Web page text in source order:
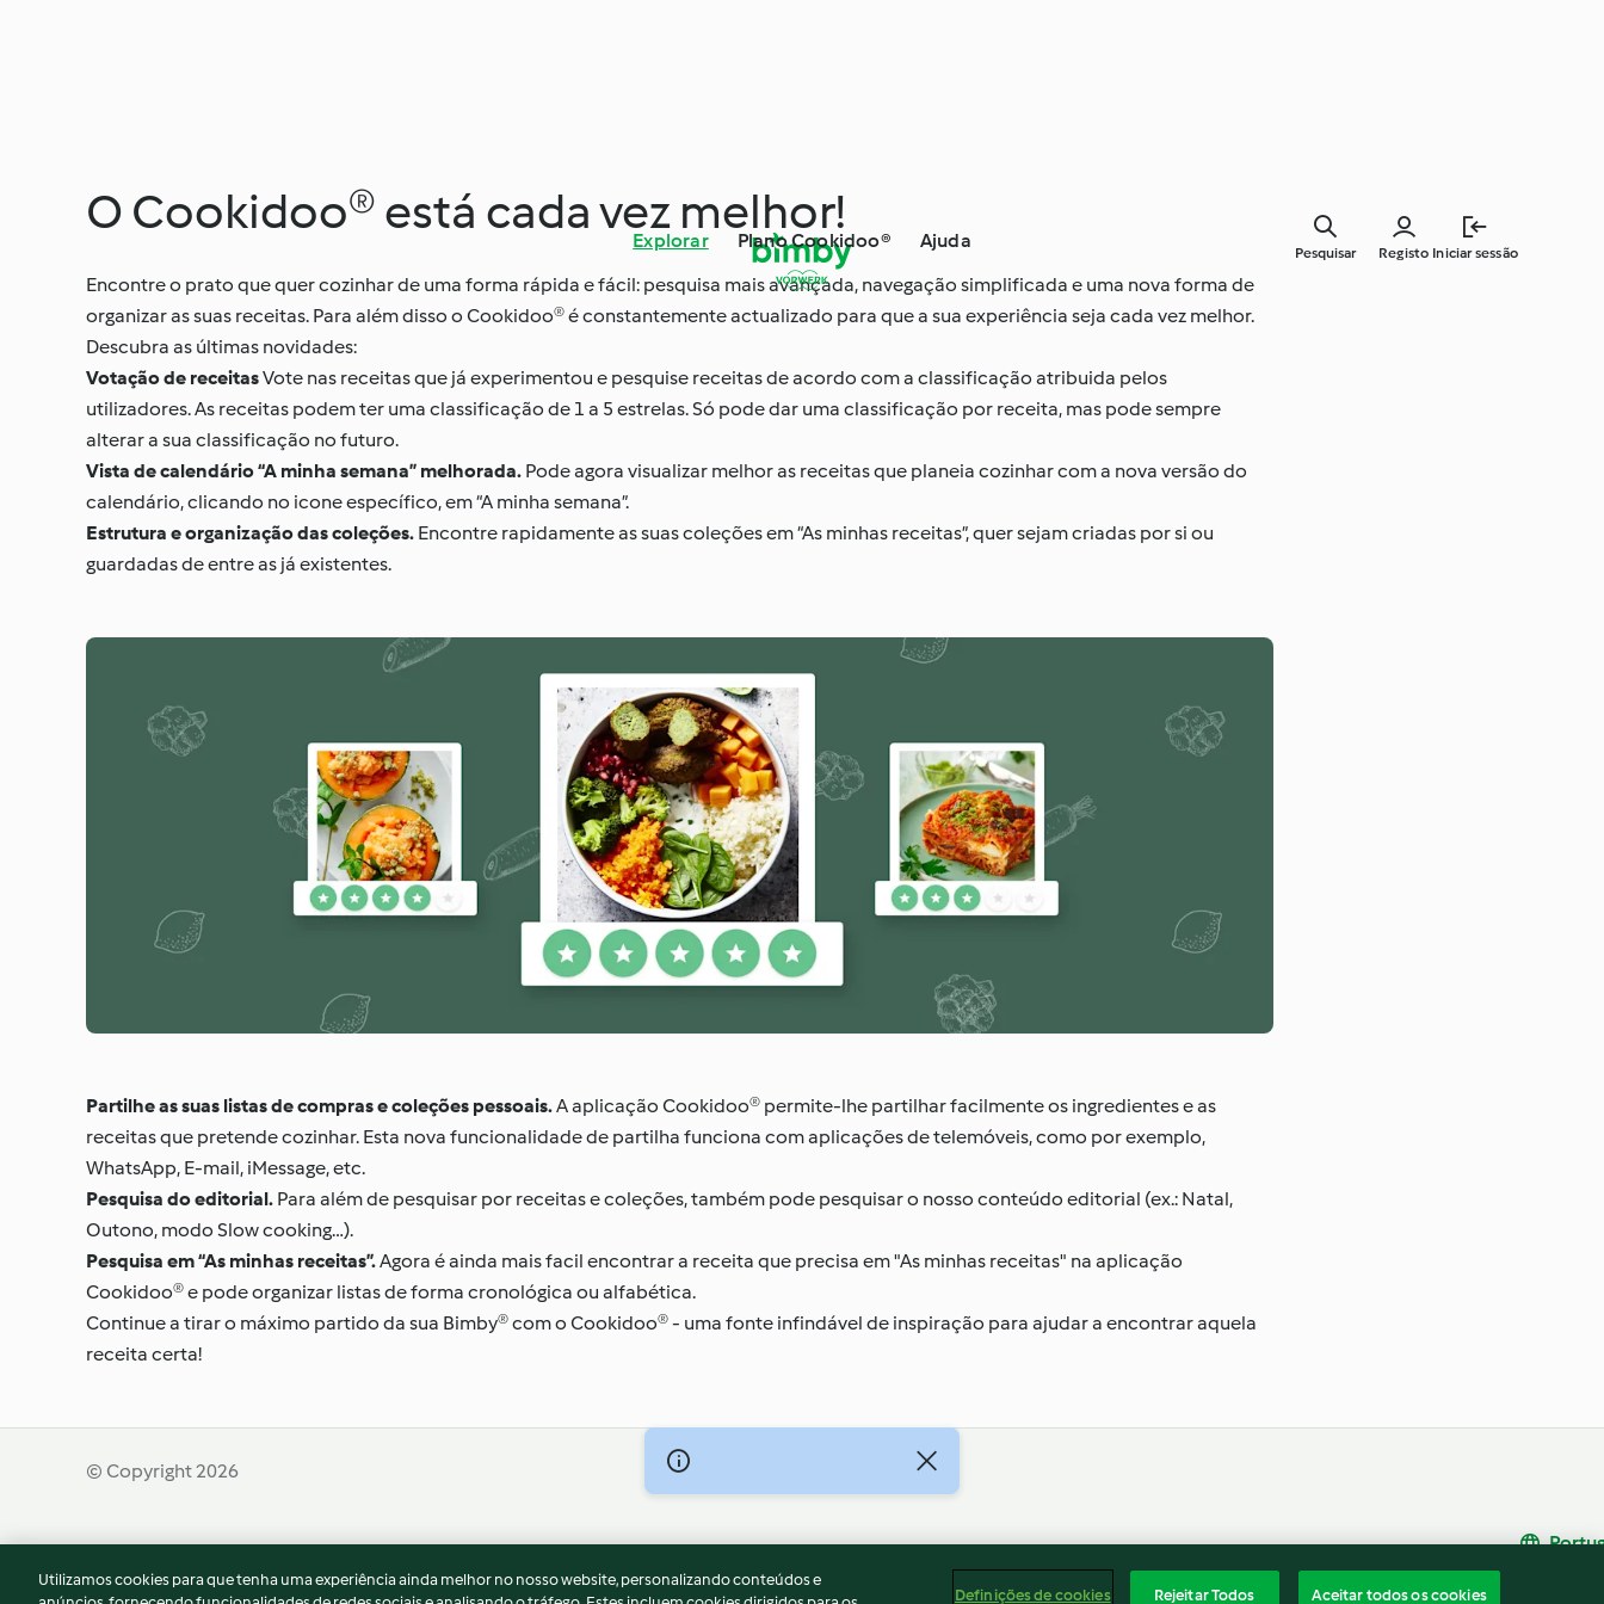
Explorar Plano Cookidoo® Ajuda
Registo Iniciar sessão
Pesquisar
O Cookidoo® está cada vez melhor!
Encontre o prato que quer cozinhar de uma forma rápida e fácil: pesquisa mais avançada, navegação simplificada e uma nova forma de
organizar as suas receitas. Para além disso o Cookidoo® é constantemente actualizado para que a sua experiência seja cada vez melhor.
Descubra as últimas novidades:
Votação de receitasVote nas receitas que já experimentou e pesquise receitas de acordo com a classificação atribuida pelos
utilizadores. As receitas podem ter uma classificação de 1 a 5 estrelas. Só pode dar uma classificação por receita, mas pode sempre
alterar a sua classificação no futuro.
Vista de calendário “A minha semana” melhorada. Pode agora visualizar melhor as receitas que planeia cozinhar com a nova versão do
calendário, clicando no icone específico, em “A minha semana”.
Estrutura e organização das coleções. Encontre rapidamente as suas coleções em “As minhas receitas”, quer sejam criadas por si ou
guardadas de entre as já existentes.
Partilhe as suas listas de compras e coleções pessoais.A aplicação Cookidoo® permite-lhe partilhar facilmente os ingredientes e as
receitas que pretende cozinhar. Esta nova funcionalidade de partilha funciona com aplicações de telemóveis, como por exemplo,
WhatsApp, E-mail, iMessage, etc.
Pesquisa do editorial. Para além de pesquisar por receitas e coleções, também pode pesquisar o nosso conteúdo editorial (ex.: Natal,
Outono, modo Slow cooking…).
Pesquisa em “As minhas receitas”.Agora é ainda mais facil encontrar a receita que precisa em "As minhas receitas" na aplicação
Cookidoo® e pode organizar listas de forma cronológica ou alfabética.
Continue a tirar o máximo partido da sua Bimby® com o Cookidoo® - uma fonte infindável de inspiração para ajudar a encontrar aquela
receita certa!
© Copyright 2026
Utilizamos cookies para que tenha uma experiência ainda melhor no nosso website, personalizando conteúdos e
Definições de cookies Rejeitar Todos Aceitar todos os cookies